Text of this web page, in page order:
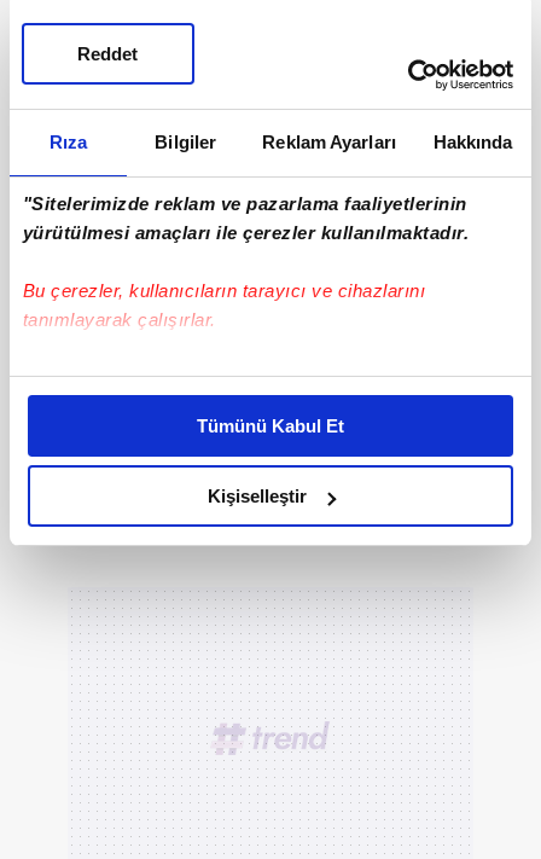
Rıza Bilgiler Reklam Ayarları Hakkında
"Sitelerimizde reklam ve pazarlama faaliyetlerinin
yürütülmesi amaçları ile çerezler kullanılmaktadır.
Bu çerezler, kullanıcıların tarayıcı ve cihazlarını
tanımlayarak çalışırlar.
Bu çerezlere izin vermeniz halinde sizlere özel
daha iyi reklam deneyimi yaşatabiliriz. Bunu yaparken
amacımızın size daha iyi bir reklam deneyimi sunmak
olduğunu ve sizlere en iyi içerikleri sunabilmek adına
elimizden gelen çabayı gösterdiğimizi ve bu noktada,
reklamların maliyetlerimizi karşılamak noktasında tek gelir
Her halükârda, kullanıcılar, bu çerezlere izin vermedikleri
takdirde, kullanıcılara hedefli reklamlar
gösterilmeyecektir."
Sizlere daha iyi bir hizmet sunabilmek için İnternet
Sitemizde kendimize ve üçüncü kişilere ait çerezler
kullanılmaktadır. Bu çerezler vasıtasıyla çeşitli kişisel
verileriniz işlenmekte olup gerekli olan çerezler bilgi
Tümünü Kabul Et
Kişiselleştir
Reddet
ekranlarda...
Kim Milyoner Olmak İster 1166. Bölüm
Fragmanı yayınlandı | Video